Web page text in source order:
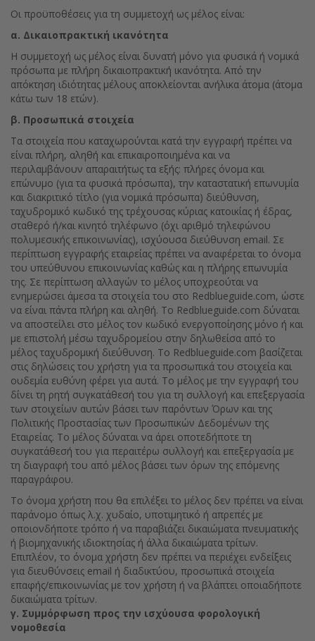
Οι προϋποθέσεις για τη συμμετοχή ως μέλος είναι:
α. Δικαιοπρακτική ικανότητα
Η συμμετοχή ως μέλος είναι δυνατή μόνο για φυσικά ή νομικά
πρόσωπα με πλήρη δικαιοπρακτική ικανότητα. Από την
απόκτηση ιδιότητας μέλους αποκλείονται ανήλικα άτομα (άτομα
κάτω των 18 ετών).
β. Προσωπικά στοιχεία
Τα στοιχεία που καταχωρούνται κατά την εγγραφή πρέπει να
είναι πλήρη, αληθή και επικαιροποιημένα και να
περιλαμβάνουν απαραιτήτως τα εξής: πλήρες όνομα και
επώνυμο (για τα φυσικά πρόσωπα), την καταστατική επωνυμία
και διακριτικό τίτλο (για νομικά πρόσωπα) διεύθυνση,
ταχυδρομικό κωδικό της τρέχουσας κύριας κατοικίας ή έδρας,
σταθερό ή/και κινητό τηλέφωνο (όχι αριθμό τηλεφώνου
πολυμεσικής επικοινωνίας), ισχύουσα διεύθυνση email. Σε
περίπτωση εγγραφής εταιρείας πρέπει να αναφέρεται το όνομα
του υπεύθυνου επικοινωνίας καθώς και η πλήρης επωνυμία
της. Σε περίπτωση αλλαγών το μέλος υποχρεούται να
ενημερώσει άμεσα τα στοιχεία του στο Redblueguide.com, ώστε
να είναι πάντα πλήρη και αληθή. Tο Redblueguide.com δύναται
να αποστείλει στο μέλος τον κωδικό ενεργοποίησης μόνο ή και
με επιστολή μέσω ταχυδρομείου στην δηλωθείσα από το
μέλος ταχυδρομική διεύθυνση. Το Redblueguide.com βασίζεται
στις δηλώσεις του χρήστη για τα προσωπικά του στοιχεία και
ουδεμία ευθύνη φέρει για αυτά. Το μέλος με την εγγραφή του
δίνει τη ρητή συγκατάθεσή του για τη συλλογή και επεξεργασία
των στοιχείων αυτών βάσει των παρόντων Όρων και της
Πολιτικής Προστασίας των Προσωπικών Δεδομένων της
Εταιρείας. Το μέλος δύναται να άρει οποτεδήποτε τη
συγκατάθεσή του για περαιτέρω συλλογή και επεξεργασία με
τη διαγραφή του από μέλος βάσει των όρων της επόμενης
παραγράφου.
Το όνομα χρήστη που θα επιλέξει το μέλος δεν πρέπει να είναι
παράνομο όπως λ.χ. χυδαίο, υποτιμητικό ή απρεπές με
οποιονδήποτε τρόπο ή να παραβιάζει δικαιώματα πνευματικής
ή βιομηχανικής ιδιοκτησίας ή άλλα δικαιώματα τρίτων.
Επιπλέον, το όνομα χρήστη δεν πρέπει να περιέχει ενδείξεις
για διευθύνσεις email ή διαδικτύου, προσωπικά στοιχεία
επαφής/επικοινωνίας με τον χρήστη ή να βλάπτει οποιαδήποτε
δικαιώματα τρίτων.
γ. Συμμόρφωση προς την ισχύουσα φορολογική
νομοθεσία